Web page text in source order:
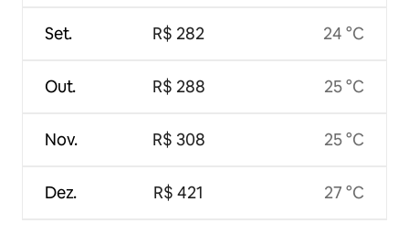
Set.
Out.
Nov.
Dez.
R$ 282
R$ 288
R$ 308
R$ 421
24 °C
25 °C
25 °C
27 °C